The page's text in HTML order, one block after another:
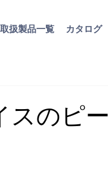
取扱​製品一覧 カタログ
スのピ